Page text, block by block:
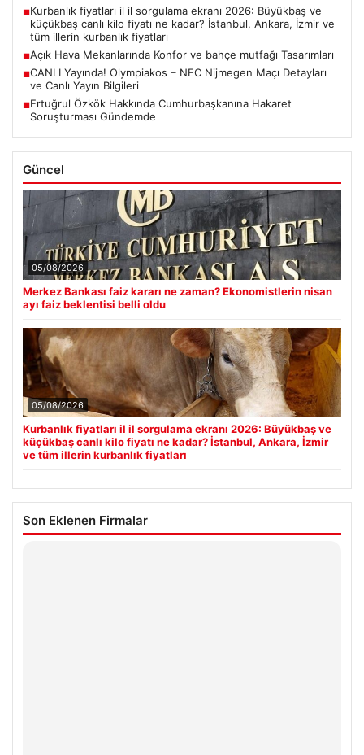
■Kurbanlık fiyatları il il sorgulama ekranı 2026: Büyükbaş ve
küçükbaş canlı kilo fiyatı ne kadar? İstanbul, Ankara, İzmir ve
tüm illerin kurbanlık fiyatları
■Açık Hava Mekanlarında Konfor ve bahçe mutfağı Tasarımları
■CANLI Yayında! Olympiakos – NEC Nijmegen Maçı Detayları
ve Canlı Yayın Bilgileri
■Ertuğrul Özkök Hakkında Cumhurbaşkanına Hakaret
Soruşturması Gündemde
Güncel
05/08/2026
Merkez Bankası faiz kararı ne zaman? Ekonomistlerin nisan
ayı faiz beklentisi belli oldu
05/08/2026
Kurbanlık fiyatları il il sorgulama ekranı 2026: Büyükbaş ve
küçükbaş canlı kilo fiyatı ne kadar? İstanbul, Ankara, İzmir
ve tüm illerin kurbanlık fiyatları
Son Eklenen Firmalar